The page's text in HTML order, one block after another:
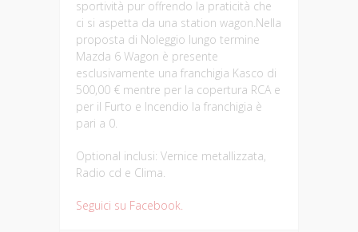
sportività pur offrendo la praticità che
ci si aspetta da una station wagon.Nella
proposta di Noleggio lungo termine
Mazda 6 Wagon è presente
esclusivamente una franchigia Kasco di
500,00 € mentre per la copertura RCA e
per il Furto e Incendio la franchigia è
pari a 0.
Optional inclusi: Vernice metallizzata,
Radio cd e Clima.
Seguici su Facebook.